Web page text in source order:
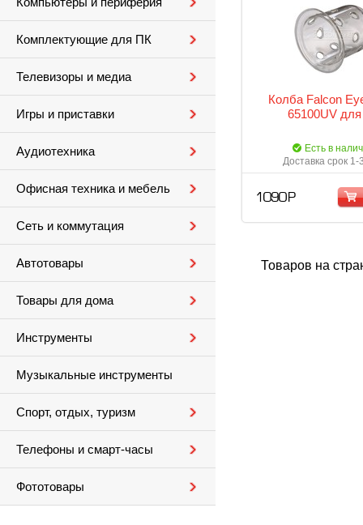
Комплектующие для ПК
Телевизоры и медиа
Игры и приставки
Аудиотехника
Офисная техника и мебель
Сеть и коммутация
Автотовары
Товары для дома
Инструменты
Музыкальные инструменты
Спорт, отдых, туризм
Телефоны и смарт-часы
Фототовары
Колба Falcon
65100UV
Есть в
Доставка срок 1-
1 090 Р
Товаров на